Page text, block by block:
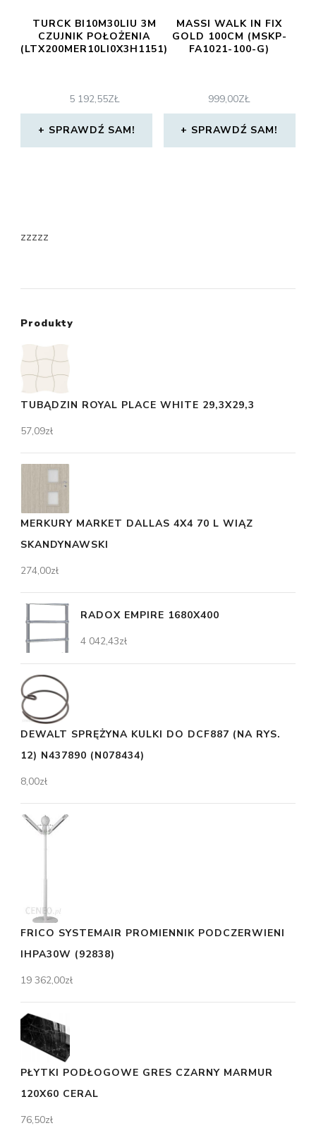
TURCK BI10M30LIU 3M
CZUJNIK POŁOŻENIA
(LTX200MER10LI0X3H1151)
5 192,55ZŁ
SPRAWDŹ SAM!
MASSI WALK IN FIX
GOLD 100CM (MSKP-
FA1021-100-G)
999,00ZŁ
SPRAWDŹ SAM!
zzzzz
Produkty
TUBĄDZIN ROYAL PLACE WHITE 29,3X29,3
57,09zł
MERKURY MARKET DALLAS 4X4 70 L WIĄZ
SKANDYNAWSKI
274,00zł
RADOX EMPIRE 1680X400
4 042,43zł
DEWALT SPRĘŻYNA KULKI DO DCF887 (NA RYS.
12) N437890 (N078434)
8,00zł
FRICO SYSTEMAIR PROMIENNIK PODCZERWIENI
IHPA30W (92838)
19 362,00zł
PŁYTKI PODŁOGOWE GRES CZARNY MARMUR
120X60 CERAL
76,50zł